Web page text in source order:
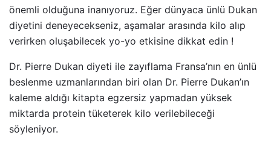
önemli olduğuna inanıyoruz. Eğer dünyaca ünlü Dukan
diyetini deneyecekseniz, aşamalar arasında kilo alıp
verirken oluşabilecek yo-yo etkisine dikkat edin !
Dr. Pierre Dukan diyeti ile zayıflama Fransa’nın en ünlü
beslenme uzmanlarından biri olan Dr. Pierre Dukan’ın
kaleme aldığı kitapta egzersiz yapmadan yüksek
miktarda protein tüketerek kilo verilebileceği
söyleniyor.